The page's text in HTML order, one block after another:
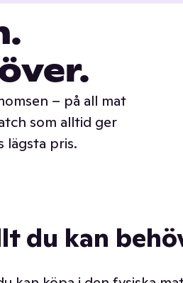
– på all mat
som alltid ger
lägsta pris.
du kan